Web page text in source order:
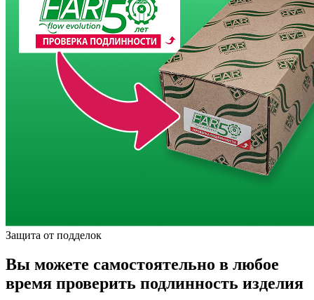
Защита от подделок
Вы можете самостоятельно в любое
время проверить подлинность изделия